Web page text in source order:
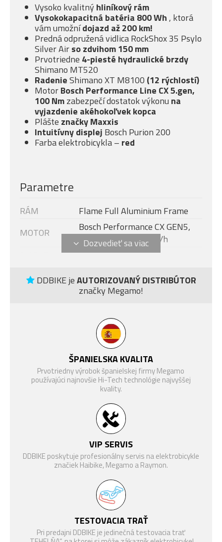
DDBIKE jeAUTORIZOVANÝ DISTRIBÚTOR
značky Megamo!
ŠPANIELSKA KVALITA
Prvotriedny výrobok španielskej firmy Megamo
používajúci najnovšie Hi-Tech technológie najvyššej
kvality.
VIP SERVIS
DDBIKE poskytuje profesionálny servis na elektrobicykle
značiek Haibike, Megamo a Raymon.
TESTOVACIA TRAŤ
Pri predajni DDBIKE je jedinečná testovacia trať
Vysoko kvalitný hliníkový rám
Vysokokapacitná batéria 800 Wh, ktorá
vám umožnídojazd až 200 km!
Predná odpružená vidlica RockShox 35 Psylo
Silver Airsozdvihom 150 mm
Prvotriedne 4-piesté hydraulické brzdy
Shimano MT520
RadenieShimano XT M8100 (12 rýchlostí)
MotorBosch Performance Line CX 5.gen,
100 Nmzabezpečí dostatok výkonu na
vyjazdenie akéhokoľvek kopca
Plášte značky Maxxis
Intuitívny displej Bosch Purion 200
Farba elektrobicykla – red
Parametre
RÁM
Flame Full Aluminium Frame
MOTOR
Bosch Performance CX GEN5,
750W, 100Nm, 25km/h
Bosch Purion 200
BATÉRIE
Bosch PowerTube 800 Wh
Rock Shox 35 Psylo Silver RC,
vzduch, 150mm
RockShox Deluxe Select,
vzduch, 150 mm
RADENIE
Shimano Deore XT M8100
Shadow Plus, 12-rýchlosťou
Shimano Deore M6100 Speed
Rapidfire Plus
(ZADNÝ)
Shimano Deore 6100 10-51T
Shimano M6100
FSA Bosch
Shimano MT520
BRZDA
Shimano MT520, 203 mm, 4-